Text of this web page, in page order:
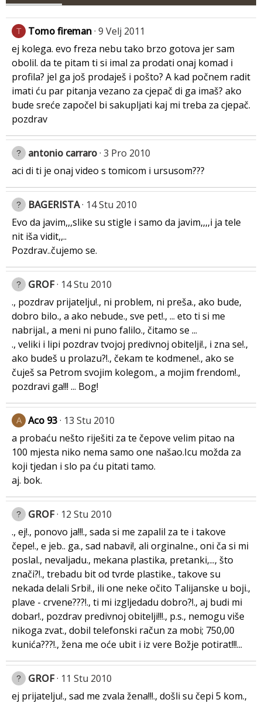
T Tomo fireman 9 Velj 2011
ej kolega. evo freza nebu tako brzo gotova jer sam
obolil. da te pitam ti si imal za prodati onaj komad i
profila? jel ga još prodaješ i pošto? A kad počnem radit
imati ću par pitanja vezano za cjepač di ga imaš? ako
bude sreće započel bi sakupljati kaj mi treba za cjepač.
pozdrav
antonio carraro 3 Pro 2010
aci di ti je onaj video s tomicom i ursusom???
BAGERISTA 14 Stu 2010
Evo da javim,,,slike su stigle i samo da javim,,,,i ja tele
nit iša vidit,,..
Pozdrav..čujemo se.
GROF 14 Stu 2010
., pozdrav prijatelju!., ni problem, ni preša., ako bude,
dobro bilo., a ako nebude., sve pet!., ... eto ti si me
nabrijal., a meni ni puno falilo., čitamo se ...
., veliki i lipi pozdrav tvojoj predivnoj obitelji!., i zna se!.,
ako budeš u prolazu?!., čekam te kodmene!., ako se
čuješ sa Petrom svojim kolegom., a mojim frendom!.,
pozdravi ga!!! ... Bog!
A Aco 93 13 Stu 2010
a probaću nešto riješiti za te čepove velim pitao na
100 mjesta niko nema samo one našao.Icu možda za
koji tjedan i slo pa ću pitati tamo.
aj. bok.
GROF 12 Stu 2010
., ej!., ponovo ja!!!., sada si me zapalil za te i takove
čepe!., e jeb.. ga., sad nabavi!, ali orginalne., oni ča si mi
poslal., nevaljadu., mekana plastika, pretanki,..., što
znači?!., trebadu bit od tvrde plastike., takove su
nekada delali Srbi!., ili one neke očito Talijanske u boji.,
plave - crvene???!., ti mi izgljedadu dobro?!., aj budi mi
dobar!., pozdrav predivnoj obitelji!!!., p.s., nemogu više
nikoga zvat., dobil telefonski račun za mobi; 750,00
kunića???!., žena me oće ubit i iz vere Božje potirat!!!...
GROF 11 Stu 2010
ej prijatelju!., sad me zvala žena!!!., došli su čepi 5 kom.,